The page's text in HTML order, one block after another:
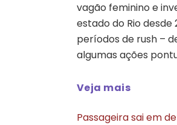
vagão feminino e
estado do Rio
períodos de rush –
algumas ações
Veja mais
Passageira sai em